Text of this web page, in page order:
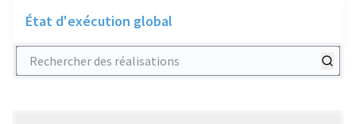
État d'exécution global
Rechercher des réalisations